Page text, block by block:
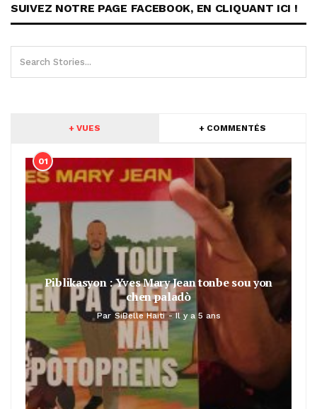
SUIVEZ NOTRE PAGE FACEBOOK, EN CLIQUANT ICI !
+ VUES + COMMENTÉS
01
Piblikasyon : Yves Mary Jean tonbe sou yon
chen paladò
Par SiBelle Haiti Il y a 5 ans